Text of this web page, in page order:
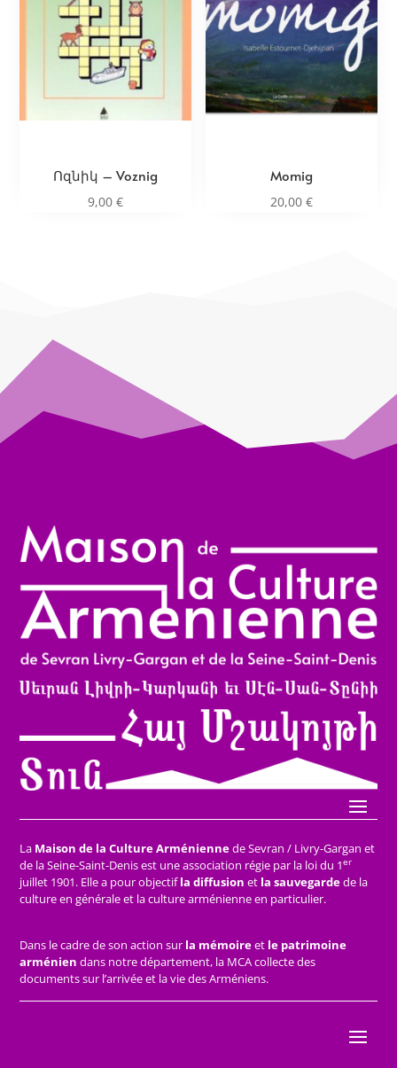
Ոզնիկ – Voznig
9,00€
Momig
20,00 €
La Maison de la Culture Arméniennede Sevran / Livry-Gargan et
de la Seine-Saint-Denis est une association régie par la loi du 1er
juillet 1901. Elle a pour objectifla diffusion et la sauvegardede la
culture en générale et la culture arménienne en particulier.
Dans le cadre de son action sur la mémoireet le patrimoine
arménien dans notre département, la MCA collecte des
documents sur l’arrivée et la vie des Arméniens.